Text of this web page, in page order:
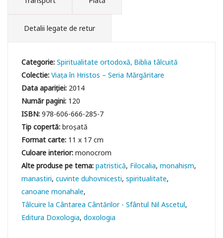
Detalii legate de retur
Categorie:Spiritualitate ortodoxă Biblia tâlcuită
Colectie:Viața în Hristos – Seria Mărgăritare
Data apariției: 2014
Număr pagini: 120
ISBN:978-606-666-285-7
Tip copertă:broșată
Format carte: 11 x 17 cm
Culoare interior:monocrom
patristică Filocalia monahism
manastiri cuvinte duhovnicesti spiritualitate
canoane monahale
Tâlcuire la Cântarea Cântărilor - Sfântul Nil Ascetul
Editura Doxologia doxologia